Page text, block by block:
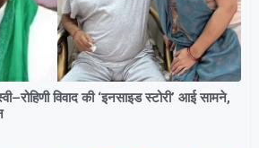
विवाद की ‘इनसाइड स्टोरी’ आई सामने,